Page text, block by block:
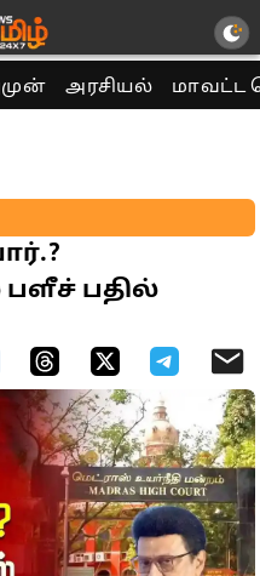
அரசியல் மாவட்ட
பதில்